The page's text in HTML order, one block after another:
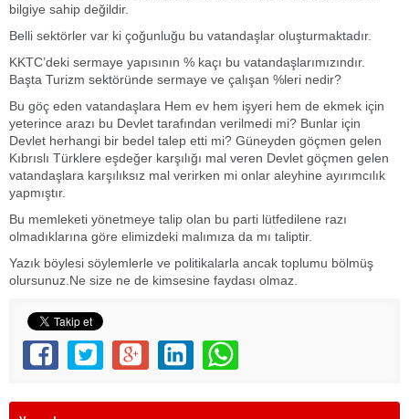
bilgiye sahip değildir.
Belli sektörler var ki çoğunluğu bu vatandaşlar oluşturmaktadır.
KKTC’deki sermaye yapısının % kaçı bu vatandaşlarımızındır.
Başta Turizm sektöründe sermaye ve çalışan %leri nedir?
Bu göç eden vatandaşlara Hem ev hem işyeri hem de ekmek için
yeterince arazı bu Devlet tarafından verilmedi mi? Bunlar için
Devlet herhangi bir bedel talep etti mi? Güneyden göçmen gelen
Kıbrıslı Türklere eşdeğer karşılığı mal veren Devlet göçmen gelen
vatandaşlara karşılıksız mal verirken mi onlar aleyhine ayırımcılık
yapmıştır.
Bu memleketi yönetmeye talip olan bu parti lütfedilene razı
olmadıklarına göre elimizdeki malımıza da mı taliptir.
Yazık böylesi söylemlerle ve politikalarla ancak toplumu bölmüş
olursunuz.Ne size ne de kimsesine faydası olmaz.